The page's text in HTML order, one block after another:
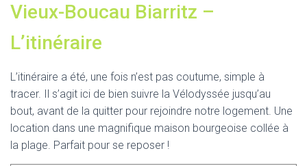
Vieux-Boucau Biarritz –
L’itinéraire
L’itinéraire a été, une fois n’est pas coutume, simple à
tracer. Il s’agit ici de bien suivre la Vélodyssée jusqu’au
bout, avant de la quitter pour rejoindre notre logement. Une
location dans une magnifique maison bourgeoise collée à
la plage. Parfait pour se reposer !